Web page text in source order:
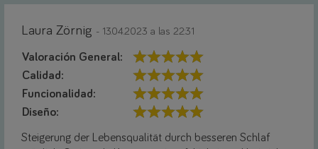
Laura Zörnig - 13.04.2023 a las 22:31
Valoración General:
Calidad:
Funcionalidad:
Diseño:
Steigerung der Lebensqualität durch besseren Schlaf